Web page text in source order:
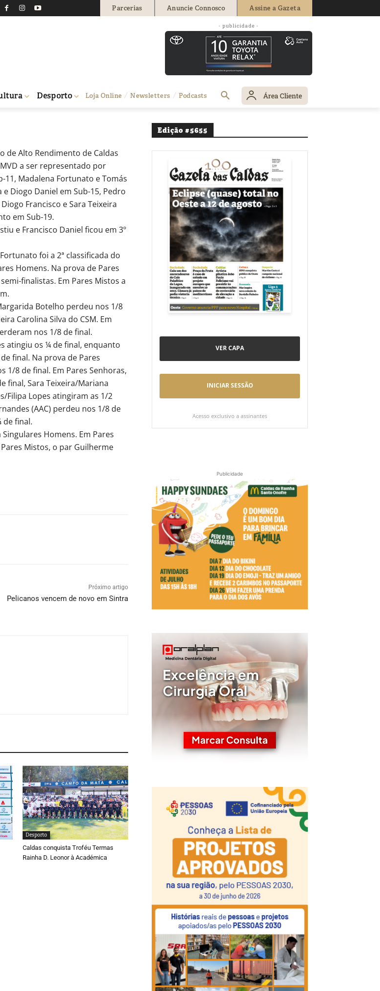
Parcerias Anuncie Connosco Assine a Gazeta
- publicidade -
Desporto Loja Online Newsletters Podcasts Área Cliente
de não seniores
de Alto Rendimento de Caldas
a ser representado por
11, Madalena Fortunato e Tomás
Diogo Daniel em Sub-15, Pedro
Francisco e Sara Teixeira
em Sub-19.
e Francisco Daniel ficou em 3º
foi a 2ª classificada do
Homens. Na prova de Pares
finalistas. Em Pares Mistos a
Botelho perdeu nos 1/8
Carolina Silva do CSM. Em
nos 1/8 de final.
atingiu os ¼ de final, enquanto
final. Na prova de Pares
1/8 de final. Em Pares Senhoras,
final, Sara Teixeira/Mariana
Filipa Lopes atingiram as 1/2
(AAC) perdeu nos 1/8 de
de final.
Homens. Em Pares
Mistos, o par Guilherme
Próximo artigo
Pelicanos vencem de novo em Sintra
Desporto
Caldas conquista Troféu Termas
Rainha D. Leonor à Académica
Edição #5655
VER CAPA
INICIAR SESSÃO
Acesso exclusivo a assinantes
Publicidade